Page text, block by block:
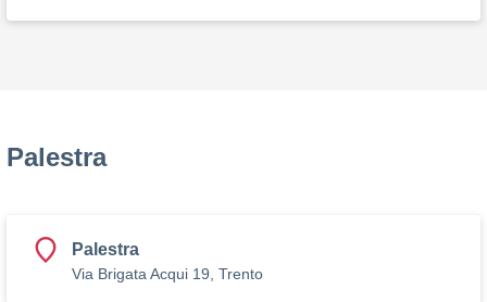
Palestra
Palestra
Via Brigata Acqui 19, Trento